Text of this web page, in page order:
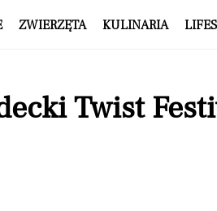
ZWIERZĘTA KULINARIA
Twist